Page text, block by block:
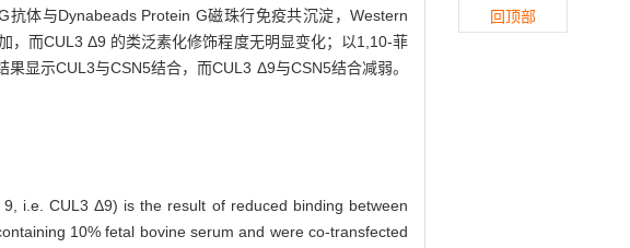
体与Dynabeads Protein G磁珠行免疫共沉淀，Western
，而CUL3 Δ9 的类泛素化修饰程度无明显变化；以1,10-菲
显示CUL3与CSN5结合，而CUL3 Δ9与CSN5结合减弱。
i.e. CUL3 Δ9) is the result of reduced binding between
10% fetal bovine serum and were co-transfected
回顶部